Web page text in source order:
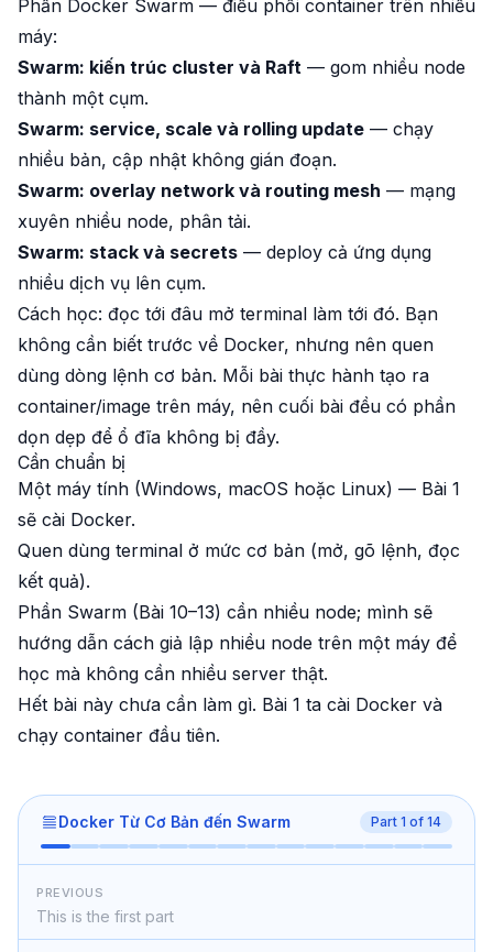
Phần Docker Swarm — điều phối container trên nhiều
máy:
Swarm: kiến trúc cluster và Raft — gom nhiều node
thành một cụm.
Swarm: service, scale và rolling update — chạy
nhiều bản, cập nhật không gián đoạn.
Swarm: overlay network và routing mesh — mạng
xuyên nhiều node, phân tải.
Swarm: stack và secrets — deploy cả ứng dụng
nhiều dịch vụ lên cụm.
Cách học: đọc tới đâu mở terminal làm tới đó. Bạn
không cần biết trước về Docker, nhưng nên quen
dùng dòng lệnh cơ bản. Mỗi bài thực hành tạo ra
container/image trên máy, nên cuối bài đều có phần
dọn dẹp để ổ đĩa không bị đầy.
Cần chuẩn bị
Một máy tính (Windows, macOS hoặc Linux) — Bài 1
sẽ cài Docker.
Quen dùng terminal ở mức cơ bản (mở, gõ lệnh, đọc
kết quả).
Phần Swarm (Bài 10–13) cần nhiều node; mình sẽ
hướng dẫn cách giả lập nhiều node trên một máy để
học mà không cần nhiều server thật.
Hết bài này chưa cần làm gì. Bài 1 ta cài Docker và
chạy container đầu tiên.
Docker Từ Cơ Bản đến Swarm Part 1 of 14
PREVIOUS
This is the first part